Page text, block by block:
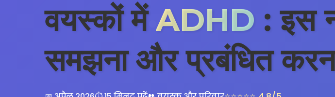
वयस्कों मेंADHD : इस
समझना और प्रबंधित